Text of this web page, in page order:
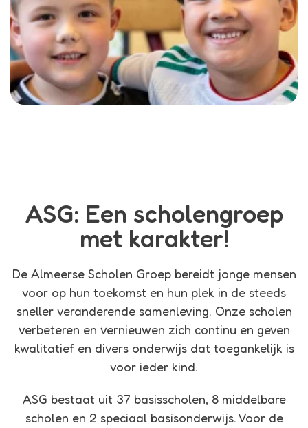
ASG: Een scholengroep
met karakter!
De Almeerse Scholen Groep bereidt jonge mensen
voor op hun toekomst en hun plek in de steeds
sneller veranderende samenleving. Onze scholen
verbeteren en vernieuwen zich continu en geven
kwalitatief en divers onderwijs dat toegankelijk is
voor ieder kind.
ASG bestaat uit 37 basisscholen, 8 middelbare
scholen en 2 speciaal basisonderwijs. Voor de